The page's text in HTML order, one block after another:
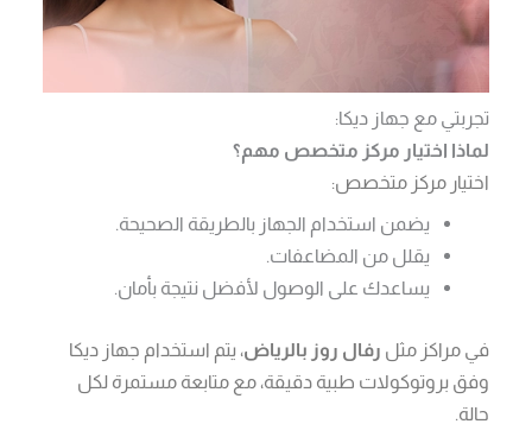
تجربتي مع جهاز ديكا:
لماذا اختيار مركز متخصص مهم؟
اختيار مركز متخصص:
يضمن استخدام الجهاز بالطريقة الصحيحة.
يقلل من المضاعفات.
يساعدك على الوصول لأفضل نتيجة بأمان.
في مراكز مثل رفال روز بالرياض، يتم استخدام جهاز ديكا
وفق بروتوكولات طبية دقيقة، مع متابعة مستمرة لكل
حالة.